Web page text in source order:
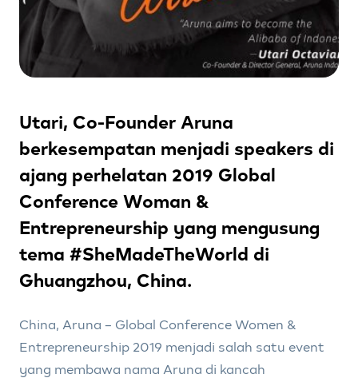
Utari, Co-Founder Aruna
berkesempatan menjadi speakers di
ajang perhelatan 2019 Global
Conference Woman &
Entrepreneurship yang mengusung
tema #SheMadeTheWorld di
Ghuangzhou, China.
China, Aruna – Global Conference Women &
Entrepreneurship 2019 menjadi salah satu event
yang membawa nama Aruna di kancah